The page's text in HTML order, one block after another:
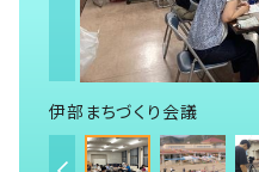
伊部まちづくり会議